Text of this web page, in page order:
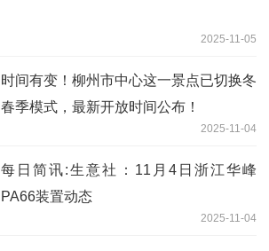
2025-11-05
时间有变！柳州市中心这一景点已切换冬
春季模式，最新开放时间公布！
2025-11-04
每日简讯:生意社：11月4日浙江华峰
PA66装置动态
2025-11-04